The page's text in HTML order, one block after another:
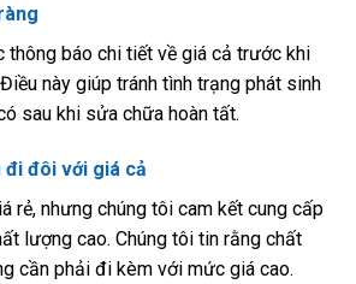
thông báo chi tiết về giá cả trước khi
này giúp tránh tình trạng phát sinh
sau khi sửa chữa hoàn tất.
đi đôi với giá cả
rẻ, nhưng chúng tôi cam kết cung cấp
lượng cao. Chúng tôi tin rằng chất
cần phải đi kèm với mức giá cao.